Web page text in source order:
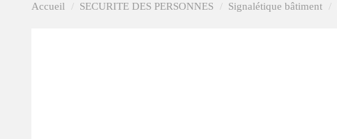
Accueil SECURITE DES PERSONNES Signalétique bâtiment